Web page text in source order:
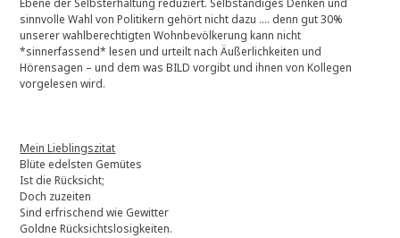
Ebene der Selbsterhaltung reduziert. Selbständiges Denken und
sinnvolle Wahl von Politikern gehört nicht dazu …. denn gut 30%
unserer wahlberechtigten Wohnbevölkerung kann nicht
*sinnerfassend* lesen und urteilt nach Äußerlichkeiten und
Hörensagen – und dem was BILD vorgibt und ihnen von Kollegen
vorgelesen wird.
Mein Lieblingszitat
Blüte edelsten Gemütes
Ist die Rücksicht;
Doch zuzeiten
Sind erfrischend wie Gewitter
Goldne Rücksichtslosigkeiten.